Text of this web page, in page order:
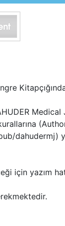
Medical
dahudermj)
için yazım